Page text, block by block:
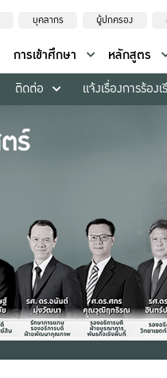
บุคลากร ผู้ปกครอง
การเข้าศึกษา หลักสูตร
ติดต่อ แจ้งเรื่องการร้อง